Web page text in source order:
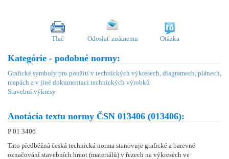
Tlač Odoslať známemu Otázka
Kategórie - podobné normy:
Grafické symboly pro použití v technických výkresech, diagramech, plánech,
mapách a v jiné dokumentaci technických výrobků
Stavební výkresy
Anotácia textu normy ČSN 013406 (013406):
P 01 3406
Tato předběžná česká technická norma stanovuje grafické a barevné
označování stavebních hmot (materiálů) v řezech na výkresech ve